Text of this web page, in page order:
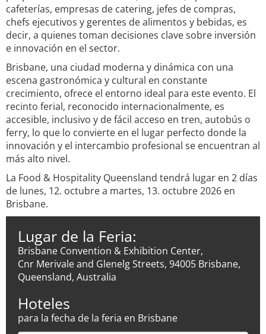
cafeterías, empresas de catering, jefes de compras,
chefs ejecutivos y gerentes de alimentos y bebidas, es
decir, a quienes toman decisiones clave sobre inversión
e innovación en el sector.
Brisbane, una ciudad moderna y dinámica con una
escena gastronómica y cultural en constante
crecimiento, ofrece el entorno ideal para este evento. El
recinto ferial, reconocido internacionalmente, es
accesible, inclusivo y de fácil acceso en tren, autobús o
ferry, lo que lo convierte en el lugar perfecto donde la
innovación y el intercambio profesional se encuentran al
más alto nivel.
La Food & Hospitality Queensland tendrá lugar en 2 días
de lunes, 12. octubre a martes, 13. octubre 2026 en
Brisbane.
Lugar de la Feria:
Brisbane Convention & Exhibition Center,
Cnr Merivale and Glenelg Streets, 94005 Brisbane,
Queensland, Australia
Hoteles
para la fecha de la feria en Brisbane